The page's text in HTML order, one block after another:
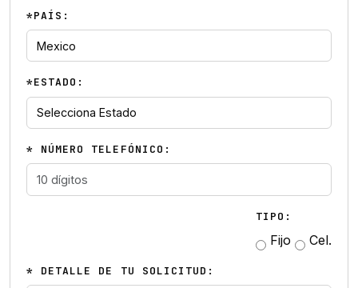
*PAÍS:
*ESTADO:
* NÚMERO TELEFÓNICO:
TIPO:
Fijo Cel.
* DETALLE DE TU SOLICITUD: